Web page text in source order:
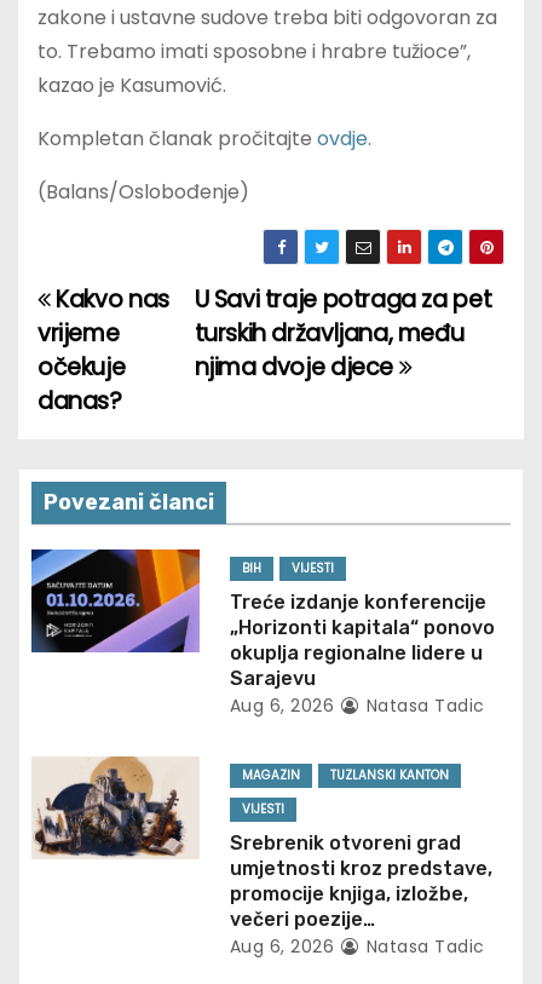
zakone i ustavne sudove treba biti odgovoran za
to. Trebamo imati sposobne i hrabre tužioce”,
kazao je Kasumović.
Kompletan članak pročitajte ovdje.
(Balans/Oslobođenje)
P
o
s
n
a
v
i
a
t
i
U Savi traje potraga za pet
turskih državljana, među
njima dvoje djece
Kakvo nas
vrijeme
očekuje
danas?
Povezani članci
BIH VIJESTI
Treće izdanje konferencije
„Horizonti kapitala“ ponovo
okuplja regionalne lidere u
Sarajevu
Aug 6, 2026 Natasa Tadic
MAGAZIN
TUZLANSKI KANTON
VIJESTI
Srebrenik otvoreni grad
umjetnosti kroz predstave,
promocije knjiga, izložbe,
večeri poezije…
Aug 6, 2026 Natasa Tadic